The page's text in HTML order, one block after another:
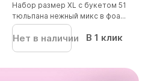
Набор размер XL с букетом 51
тюльпана нежный микс в фоа...
Нет в наличии В 1 клик